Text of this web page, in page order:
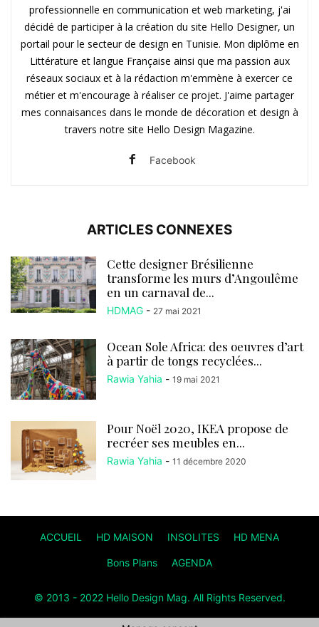
professionnelle en communication et web marketing, j'ai
décidé de participer à la création du site Hello Designer, un
portail pour le secteur de design en Tunisie. Mon diplôme en
Littérature et langue Française ainsi que ma passion aux
réseaux sociaux et à la rédaction m'emmène à exercer ce
métier et m'encourage à réaliser ce projet. J'aime partager
mes connaisances dans le monde de décoration et design à
travers notre site Hello Design Magazine.
Facebook
ARTICLES CONNEXES
Cette designer Brésilienne
transforme les murs d’Angoulême
en un carnaval de...
HDMAG - 27 mai 2021
Ocean Sole Africa: des oeuvres d’art
à partir de tongs recyclées...
Rawia Yahia - 19 mai 2021
Pour Noël 2020, IKEA propose de
recréer ses meubles en...
Rawia Yahia - 11 décembre 2020
ACCUEIL HD MAISON INSOLITES HD MENA
Bons Plans AGENDA
© 2013 - 2022 Hello Design Mag. All Rights Reserved.